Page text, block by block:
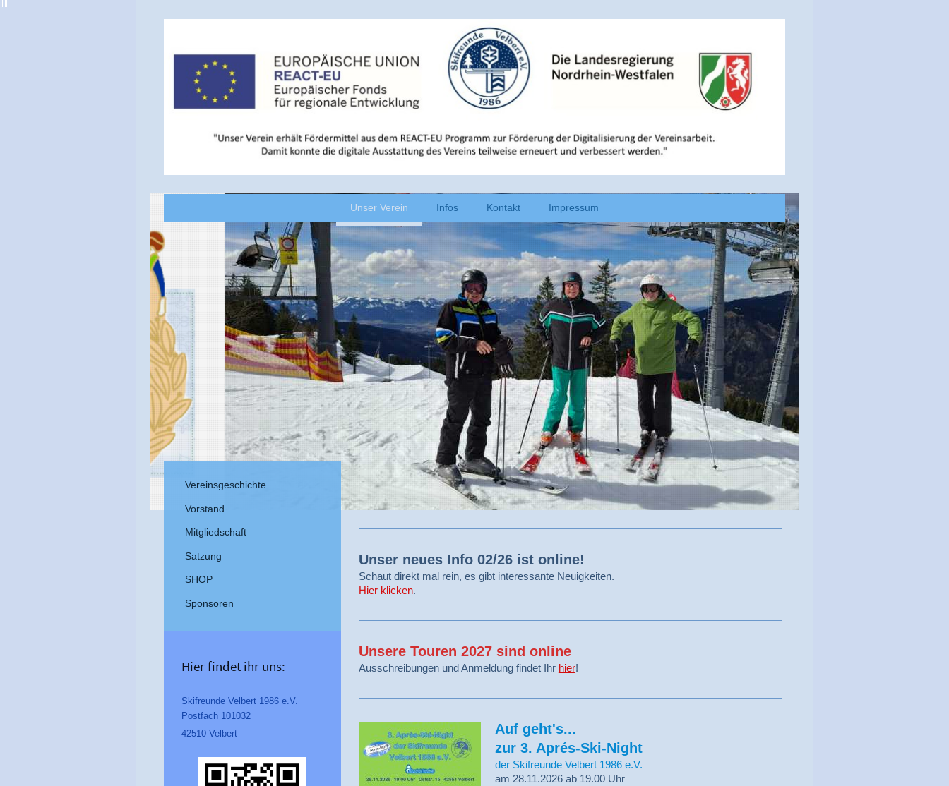
Unser Verein Infos Kontakt Impressum
Unser neues Info 02/26 ist online!
Schaut direkt mal rein, es gibt interessante Neuigkeiten.
Hier klicken.
Unsere Touren 2027 sind online
Ausschreibungen und Anmeldung findet Ihr hier!
Auf geht's...
zur 3. Aprés-Ski-Night
der Skifreunde Velbert 1986 e.V.
am 28.11.2026 ab 19.00 Uhr
Vereinsgeschichte
Vorstand
Mitgliedschaft
Satzung
SHOP
Sponsoren
Hier findet ihr uns:
Skifreunde Velbert 1986 e.V.
Postfach 101032
42510 Velbert